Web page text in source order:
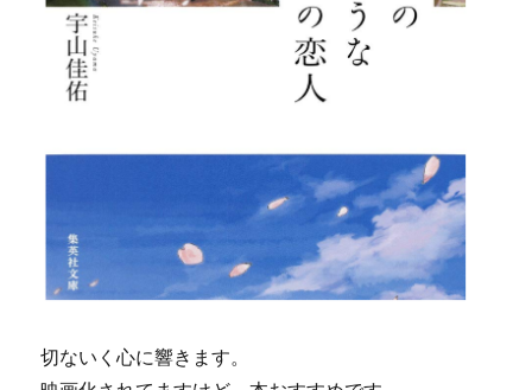
切ないく心に響きます。